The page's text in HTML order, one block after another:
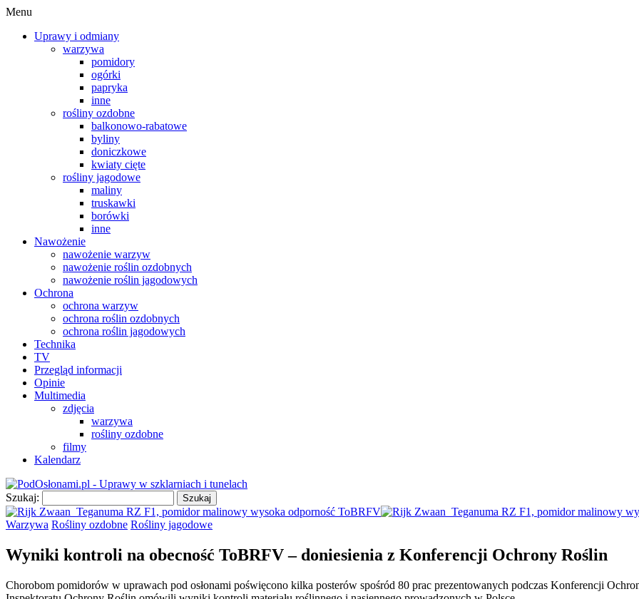
Menu
Uprawy i odmiany
warzywa
pomidory
ogórki
papryka
inne
rośliny ozdobne
balkonowo-rabatowe
byliny
doniczkowe
kwiaty cięte
rośliny jagodowe
maliny
truskawki
borówki
inne
Nawożenie
nawożenie warzyw
nawożenie roślin ozdobnych
nawożenie roślin jagodowych
Ochrona
ochrona warzyw
ochrona roślin ozdobnych
ochrona roślin jagodowych
Technika
TV
Przegląd informacji
Opinie
Multimedia
zdjęcia
warzywa
rośliny ozdobne
filmy
Kalendarz
Szukaj:
Warzywa Rośliny ozdobne Rośliny jagodowe
Wyniki kontroli na obecność ToBRFV – doniesienia z Konferencji Ochrony Roślin
Chorobom pomidorów w uprawach pod osłonami poświęcono kilka posterów spośród 80 prac prezentowanych podczas Konferencji